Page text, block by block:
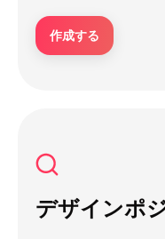
作成する
デザインポ